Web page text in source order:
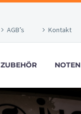
AGB’s Kontakt
ZUBEHÖR NOTEN